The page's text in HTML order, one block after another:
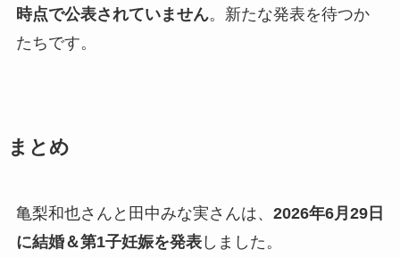
時点で公表されていません。新たな発表を待つか
たちです。
まとめ
亀梨和也さんと田中みな実さんは、 2026年6月29日
に結婚＆第1子妊娠を発表しました。